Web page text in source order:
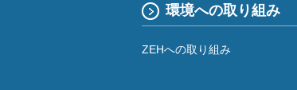
環境への取り組み
ZEHへの取り組み